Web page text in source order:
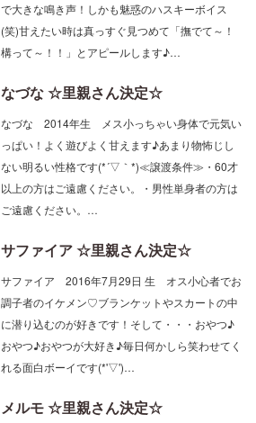
で大きな鳴き声！しかも魅惑のハスキーボイス
(笑)甘えたい時は真っすぐ見つめて「撫でて～！
構って～！！」とアピールします♪…
なづな ☆里親さん決定☆
なづな 2014年生 メス小っちゃい身体で元気い
っぱい！よく遊びよく甘えます♪あまり物怖じし
ない明るい性格です(*´▽｀*)≪譲渡条件≫・60才
以上の方はご遠慮ください。・男性単身者の方は
ご遠慮ください。…
サファイア ☆里親さん決定☆
サファイア 2016年7月29日 生 オス小心者でお
調子者のイケメン♡ブランケットやスカートの中
に潜り込むのが好きです！そして・・・おやつ♪
おやつ♪おやつが大好き♪毎日何かしら笑わせてく
れる面白ボーイです(*'▽')…
メルモ ☆里親さん決定☆